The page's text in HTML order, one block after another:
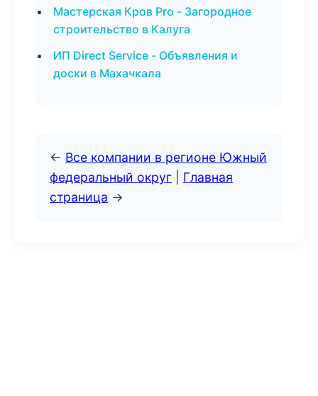
Мастерская Кров Pro - Загородное
строительство в Калуга
ИП Direct Service - Объявления и
доски в Махачкала
← Все компании в регионе Южный
федеральный округ
Главная
страница →